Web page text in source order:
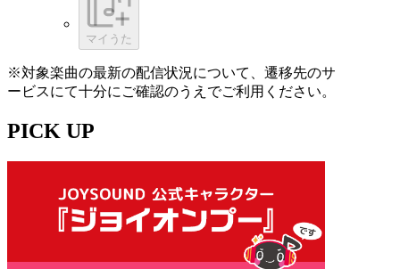
マイうた
※対象楽曲の最新の配信状況について、遷移先のサ
ービスにて十分にご確認のうえでご利用ください。
PICK UP